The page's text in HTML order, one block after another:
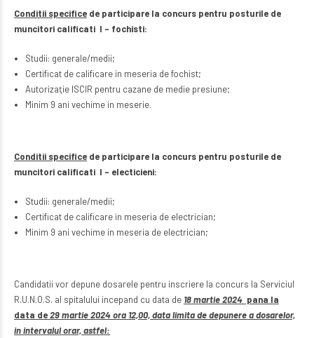
Conditii specifice de participare la concurs pentru posturile de
muncitori calificati I – fochisti:
Studii: generale/medii;
Certificat de calificare in meseria de fochist;
Autorizaţie ISCIR pentru cazane de medie presiune;
Minim 9 ani vechime in meserie.
Conditii specifice de participare la concurs pentru posturile de
muncitori calificati I – electicieni:
Studii: generale/medii;
Certificat de calificare in meseria de electrician;
Minim 9 ani vechime in meseria de electrician;
Candidatii vor depune dosarele pentru inscriere la concurs la Serviciul
R.U.N.O.S. al spitalului incepand cu data de 18 martie 2024 pana la
data de29 martie 2024 ora 12,00, data limita de depunere a dosarelor,
in intervalul orar, astfel: